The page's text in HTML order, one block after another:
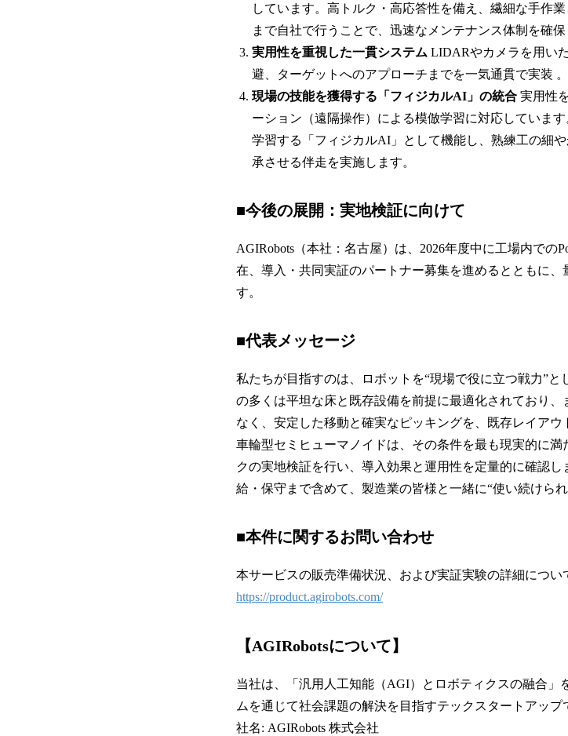
しています。高トルク・高応答性を備え、繊細な手作
まで自社で行うことで、迅速なメンテナンス体制を確保
実用性を重視した一貫システム LIDARやカメラを用い
避、ターゲットへのアプローチまでを一気通貫で実装 。
現場の技能を獲得する「フィジカルAI」の統合 実用性
ーション（遠隔操作）による模倣学習に対応していま
学習する「フィジカルAI」として機能し、熟練工の細
承させる伴走を実施します。
■今後の展開：実地検証に向けて
AGIRobots（本社：名古屋）は、2026年度中に工場内での
在、導入・共同実証のパートナー募集を進めるとともに
す。
■代表メッセージ
私たちが目指すのは、ロボットを“現場で役に立つ戦力”
の多くは平坦な床と既存設備を前提に最適化されており
なく、安定した移動と確実なピッキングを、既存レイアウ
車輪型セミヒューマノイドは、その条件を最も現実的に
クの実地検証を行い、導入効果と運用性を定量的に確認
給・保守まで含めて、製造業の皆様と一緒に“使い続けら
■本件に関するお問い合わせ
本サービスの販売準備状況、および実証実験の詳細につい
https://product.agirobots.com/
【AGIRobotsについて】
当社は、「汎用人工知能（AGI）とロボティクスの融合」
ムを通じて社会課題の解決を目指すテックスタートアップ
社名: AGIRobots 株式会社